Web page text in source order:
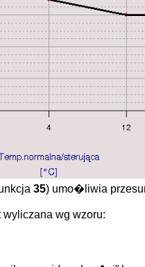
35) umo�liwia
wyliczana wg wzoru: